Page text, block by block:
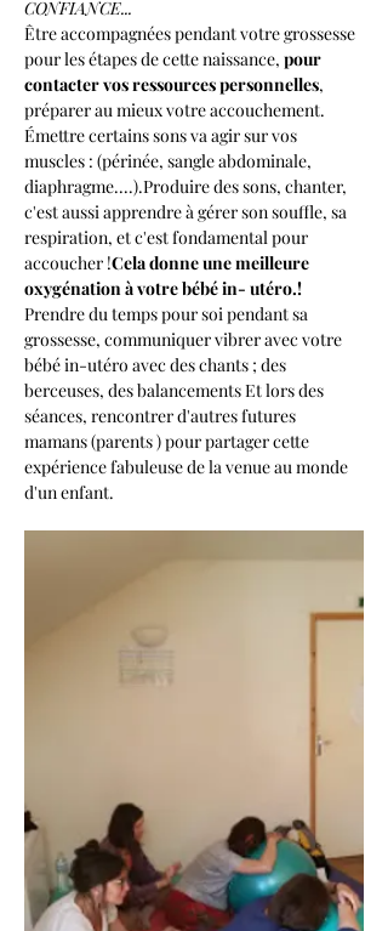
CONFIANCE...
Être accompagnées pendant votre grossesse
pour les étapes de cette naissance, pour
contacter vos ressources personnelles,
préparer au mieux votre accouchement.
Émettre certains sons va agir sur vos
muscles : (périnée, sangle abdominale,
diaphragme....).Produire des sons, chanter,
c'est aussi apprendre à gérer son souffle, sa
respiration, et c'est fondamental pour
accoucher !Cela donne une meilleure
oxygénation à votre bébé in- utéro.!
Prendre du temps pour soi pendant sa
grossesse, communiquer vibrer avec votre
bébé in-utéro avec des chants ; des
berceuses, des balancements Et lors des
séances, rencontrer d'autres futures
mamans (parents ) pour partager cette
expérience fabuleuse de la venue au monde
d'un enfant.